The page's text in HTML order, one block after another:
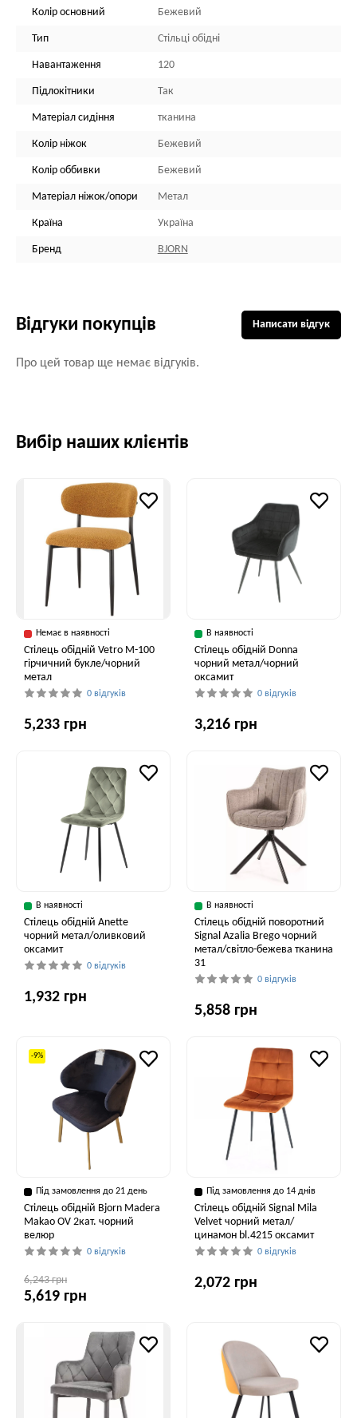
Колір основний Бежевий
Тип Стільці обідні
Навантаження 120
Підлокітники Так
Матеріал сидіння тканина
Колір ніжок Бежевий
Колір оббивки Бежевий
Матеріал ніжок/опори Метал
Країна Україна
Бренд BJORN
Відгуки покупців
Про цей товар ще немає відгуків.
Написати відгук
Вибір наших клієнтів
Немає в наявності
Стілець обідній Vetro M-100
гірчичний букле/чорний
метал
0 відгуків
5,233 грн
В наявності
Стілець обідній Donna
чорний метал/чорний
оксамит
0 відгуків
3,216 грн
В наявності
Стілець обідній Anette
чорний метал/оливковий
оксамит
0 відгуків
1,932 грн
В наявності
Стілець обідній поворотний
Signal Azalia Brego чорний
метал/світло-бежева тканина
31
0 відгуків
5,858 грн
-9%
Під замовлення до 21 день
Стілець обідній Bjorn Madera
Makao OV 2кат. чорний
велюр
0 відгуків
6,243 грн
5,619 грн
Під замовлення до 14 днів
Стілець обідній Signal Mila
Velvet чорний метал/
цинамон bl.4215 оксамит
0 відгуків
2,072 грн